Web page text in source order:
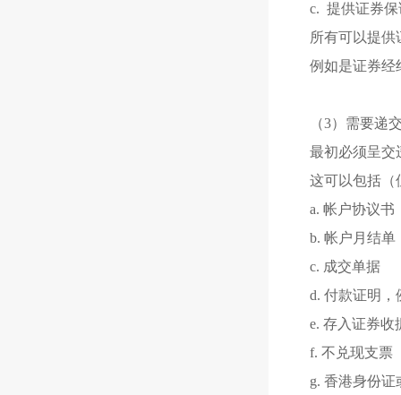
c. 提供证券
所有可以提
例如是证券经
（3）需要递
最初必须呈交
这可以包括（
a. 帐户协议书
b. 帐户月结单
c. 成交单据
d. 付款证明
e. 存入证券收
f. 不兑现支票
g. 香港身份